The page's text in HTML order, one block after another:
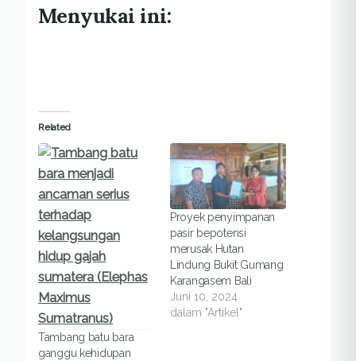
Menyukai ini:
Related
Tambang batu bara
ganggu kehidupan
Proyek penyimpanan
pasir bepotensi
merusak Hutan
Lindung Bukit Gumang
Karangasem Bali
Juni 10, 2024
dalam "Artikel"